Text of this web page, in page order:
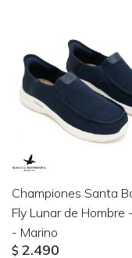
Championes Santa
Fly Lunar de Hombre
- Marino
$ 2.490